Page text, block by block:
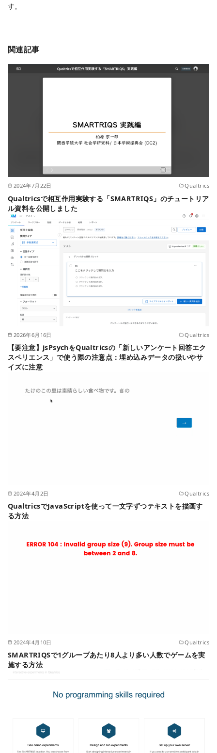
す。
関連記事
2024年7月22日 Qualtrics
Qualtricsで相互作用実験する「SMARTRIQS」のチュートリア
ル資料を公開しました
2026年6月16日 Qualtrics
【要注意】jsPsychをQualtricsの「新しいアンケート回答エク
スペリエンス」で使う際の注意点：埋め込みデータの扱いやサ
イズに注意
2024年4月2日 Qualtrics
QualtricsでJavaScriptを使って一文字ずつテキストを描画す
る方法
2024年4月10日 Qualtrics
SMARTRIQSで1グループあたり8人より多い人数でゲームを実
施する方法